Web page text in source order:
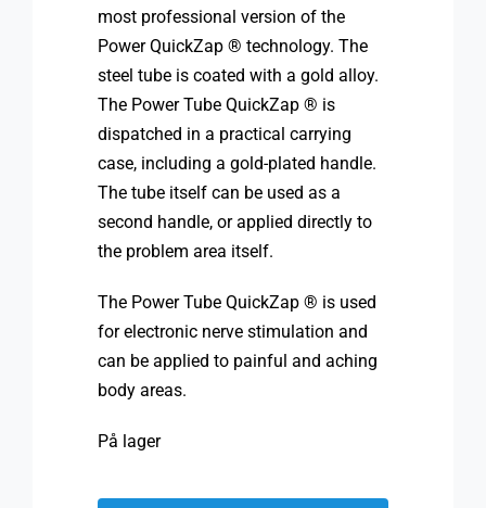
most professional version of the
Power QuickZap ® technology. The
steel tube is coated with a gold alloy.
The Power Tube QuickZap ® is
dispatched in a practical carrying
case, including a gold-plated handle.
The tube itself can be used as a
second handle, or applied directly to
the problem area itself.
The Power Tube QuickZap ® is used
for electronic nerve stimulation and
can be applied to painful and aching
body areas.
På lager